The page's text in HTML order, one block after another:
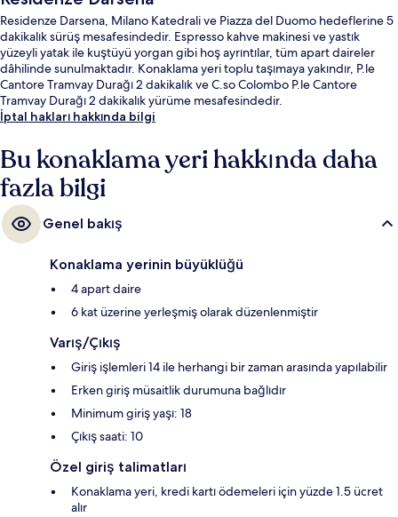
Residenze Darsena, Milano Katedrali ve Piazza del Duomo hedeflerine 5
dakikalık sürüş mesafesindedir. Espresso kahve makinesi ve yastık
yüzeyli yatak ile kuştüyü yorgan gibi hoş ayrıntılar, tüm apart daireler
dâhilinde sunulmaktadır. Konaklama yeri toplu taşımaya yakındır, P.le
Cantore Tramvay Durağı 2 dakikalık ve C.so Colombo P.le Cantore
Tramvay Durağı 2 dakikalık yürüme mesafesindedir.
İptal hakları hakkında bilgi
Bu konaklama yeri hakkında daha
fazla bilgi
Genel bakış
Konaklama yerinin büyüklüğü
4 apart daire
6 kat üzerine yerleşmiş olarak düzenlenmiştir
Varış/Çıkış
Giriş işlemleri 14 ile herhangi bir zaman arasında yapılabilir
Erken giriş müsaitlik durumuna bağlıdır
Minimum giriş yaşı: 18
Çıkış saati: 10
Özel giriş talimatları
Konaklama yeri, kredi kartı ödemeleri için yüzde 1.5 ücret
alır